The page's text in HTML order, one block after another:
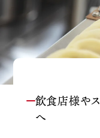
飲食店様やス
へ